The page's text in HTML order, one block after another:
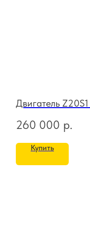
Двигатель
260 000 р.
Купить